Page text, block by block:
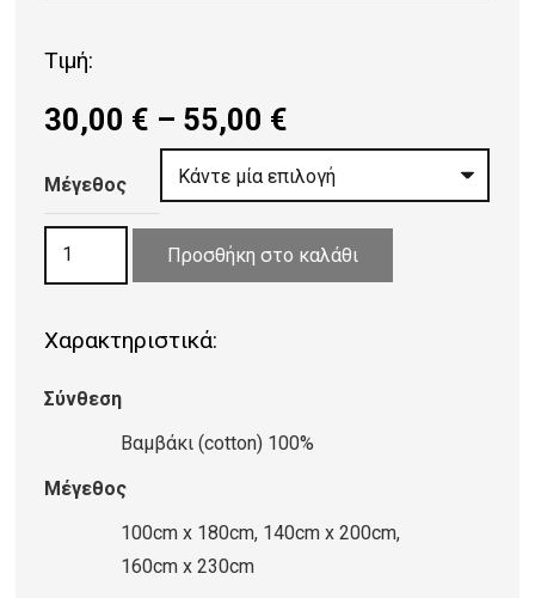
Τιμή:
30,00 € – 55,00 €
range:
30,00 €
55,00 €
Μέγεθος
ΧΑΛΙ
BURGUNDY
Προσθήκη στο καλάθι
Χαρακτηριστικά:
Σύνθεση
Βαμβάκι (cotton) 100%
Μέγεθος
100cm x 180cm, 140cm x 200cm,
160cm x 230cm